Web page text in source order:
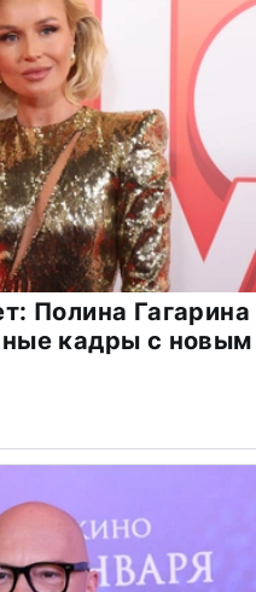
Полина Гагарина
кадры с новым